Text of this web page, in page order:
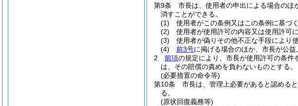
第9条
市長は、使用者の申出による場合のほ
消すことができる。
(1)
使用者がこの条例又はこの条例に基づ
(2)
使用者が使用許可の内容又は使用許可
(3)
使用者が偽りその他不正な手段により
(4)
前3号に掲げる場合のほか、市長が公
2
前項の規定により、市長が使用許可の条
は、その賠償の責めを負わないものとする。
(必要措置の命令等)
第10条
市長は、管理上必要があると認める
る。
(原状回復義務等)